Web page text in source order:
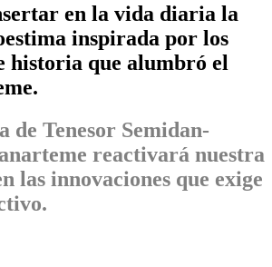
en la vida diaria la
inspirada por los
historia que alumbró el
de Tenesor Semidan-
reactivará nuestra
las innovaciones que exige